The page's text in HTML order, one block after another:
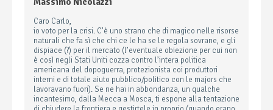
Caro Carlo,
io voto per la crisi. C’è uno strano che di magico nelle risorse
naturali che fa sì che chi ce le ha se le regola sovrane, e gli
dispiace (?) per il mercato (l’eventuale obiezione per cui non
è così negli Stati Uniti cozza contro l’intera politica
americana del dopoguerra, protezionista coi produttori
interni e di totale aiuto pubblico/politico con le majors che
lavoravano fuori). Se ne hai in abbondanza, un qualche
incantesimo, dalla Mecca a Mosca, ti espone alla tentazione